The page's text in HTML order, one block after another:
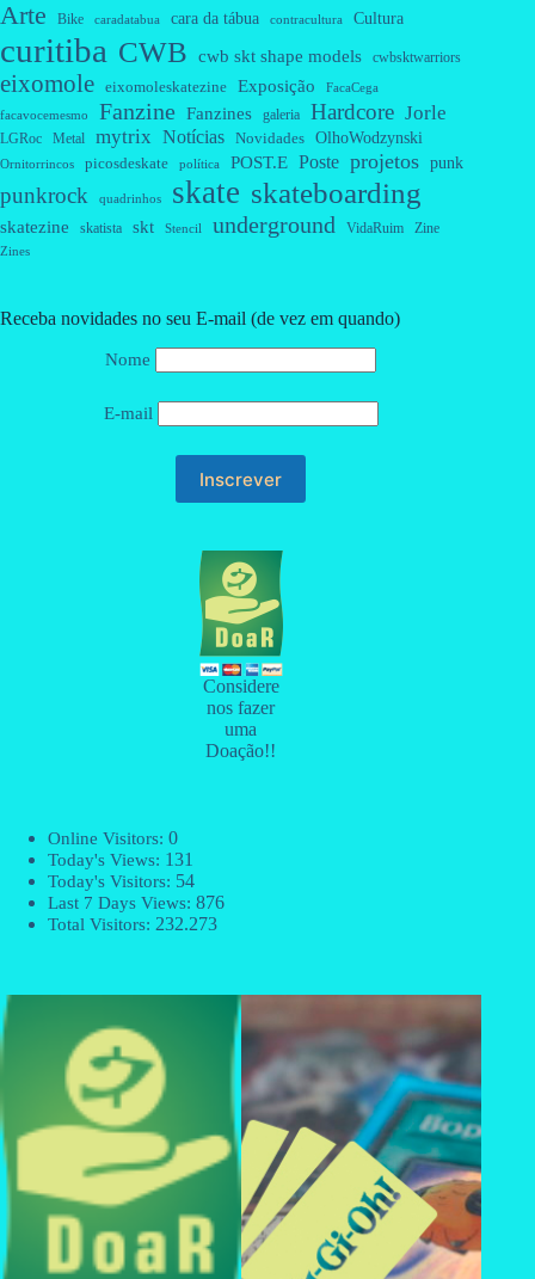
Arte Bike caradatabua cara da tábua contracultura Cultura
curitiba CWB cwb skt shape models cwbsktwarriors
eixomole eixomoleskatezine Exposição FacaCega
facavocemesmo Fanzine Fanzines galeria Hardcore Jorle
LGRoc Metal mytrix Notícias Novidades OlhoWodzynski
Ornitorrincos picosdeskate política POST.E Poste projetos punk
punkrock quadrinhos skate skateboarding
skatezine skatista skt Stencil underground VidaRuim Zine
Zines
Receba novidades no seu E-mail (de vez em quando)
Nome
E-mail
Considere
nos fazer
uma
Doação!!
Online Visitors: 0
Today's Views: 131
Today's Visitors: 54
Last 7 Days Views: 876
Total Visitors: 232.273